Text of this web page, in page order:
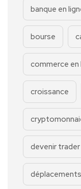
banque en
bourse
commerce en
croissance
devenir trader